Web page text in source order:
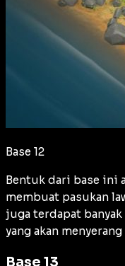
Base 12
Bentuk dari base ini
membuat pasukan
juga terdapat
yang akan
Base 13